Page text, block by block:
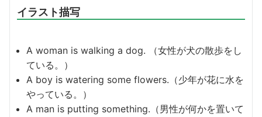
イラスト描写
A woman is walking a dog. （女性が犬の散歩をし
ている。）
A boy is watering some flowers.（少年が花に水を
やっている。）
A man is putting something.（男性が何かを置いて